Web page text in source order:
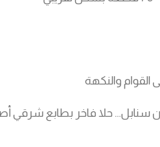
القوام والنكهة
سنابل… حلا فاخر بطابع شرقي